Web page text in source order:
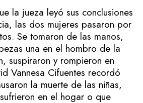
la jueza leyó sus conclusiones
las dos mujeres pasaron por
Se tomaron de las manos,
una en el hombro de la
suspiraron y rompieron en
Vannesa Cifuentes recordó
la muerte de las niñas,
en el hogar o que